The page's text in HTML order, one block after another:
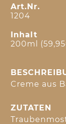
Art.Nr.
1204
Inhalt
200ml
Creme aus
ZUTATEN